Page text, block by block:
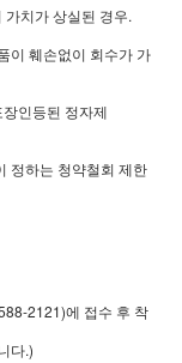
치가 상실된 경우.
이 훼손없이 회수가 가
인등된 정자제
정하는 청약철회 제한
2121)에 접수 후 착
다.)